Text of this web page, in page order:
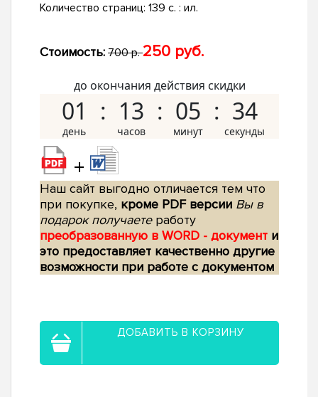
Количество страниц: 139 с. : ил.
Стоимость: 700 р.250 руб.
до окончания действия скидки
01 13 05 33
+
Наш сайт выгодно отличается тем что
при покупке, кроме PDF версии Вы в
подарок получаетеработу
преобразованную в WORD - документ и
это предоставляет качественно другие
возможности при работе с документом
ДОБАВИТЬ В КОРЗИНУ